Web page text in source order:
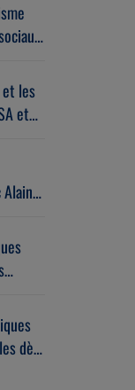
et les
et
dès